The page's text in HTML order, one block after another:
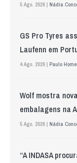
5 Ago. 2026 | Nádia
GS Pro Tyres
Laufenn em
4 Ago. 2026 | Paulo
Wolf mostra
embalagens na
5 Ago. 2026 | Nádia
“A INDASA